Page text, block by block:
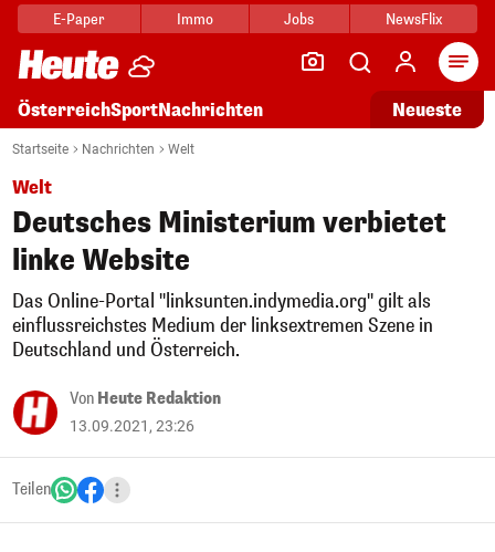
E-Paper Immo Jobs NewsFlix
ÖsterreichSportNachrichten Neueste
Startseite Nachrichten Welt
Welt
Deutsches Ministerium verbietet
linke Website
Das Online-Portal "linksunten.indymedia.org" gilt als
einflussreichstes Medium der linksextremen Szene in
Deutschland und Österreich.
Von Heute Redaktion
13.09.2021, 23:26
Teilen